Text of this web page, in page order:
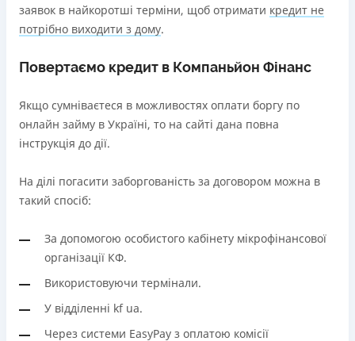
заявок в найкоротші терміни, щоб отримати кредит не
потрібно виходити з дому.
Повертаємо кредит в Компаньйон Фінанс
Якщо сумніваєтеся в можливостях оплати боргу по
онлайн займу в Україні, то на сайті дана повна
інструкція до дії.
На ділі погасити заборгованість за договором можна в
такий спосіб:
За допомогою особистого кабінету мікрофінансової
організації КФ.
Використовуючи термінали.
У відділенні kf ua.
Через системи EasyPay з оплатою комісії